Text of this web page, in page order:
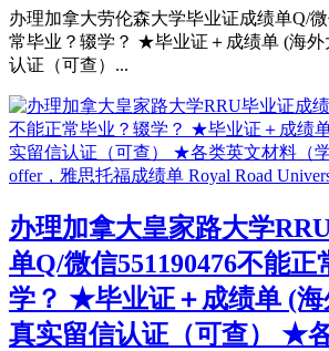
办理加拿大劳伦森大学毕业证成绩单Q/微
常毕业？辍学？ ★毕业证＋成绩单 (海
认证（可查）...
办理加拿大皇家路大学
单Q/微信551190476不能正
学？ ★毕业证＋成绩单 (
真实留信认证（可查） ★